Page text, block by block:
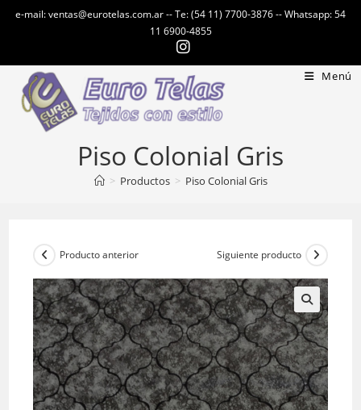
e-mail: ventas@eurotelas.com.ar -- Te: (54 11) 7700-3876 -- Whatsapp: 54
11 6900-4855
Menú
Piso Colonial Gris
> Productos > Piso Colonial Gris
Producto anterior Siguiente producto